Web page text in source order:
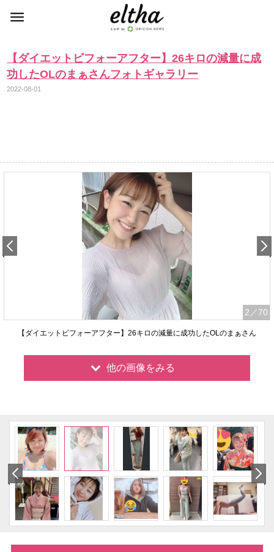
【ダイエットビフォーアフター】26キロの減量に成
功したOLのまぁさんフォトギャラリー
2022-08-01
2 ／70
【ダイエットビフォーアフター】26キロの減量に成功したOLのまぁさん
他の画像をみる